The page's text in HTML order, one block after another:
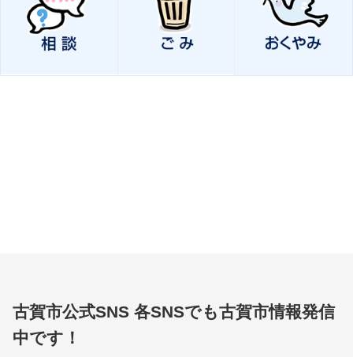
古賀市公式SNS 各SNSでも古賀市情報発信
中です！